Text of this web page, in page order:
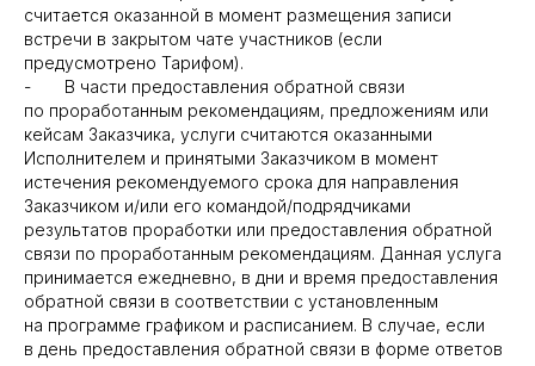
считается оказанной в момент размещения записи
встречи в закрытом чате участников (если
предусмотрено Тарифом).
- В части предоставления обратной связи
по проработанным рекомендациям, предложениям или
кейсам Заказчика, услуги считаются оказанными
Исполнителем и принятыми Заказчиком в момент
истечения рекомендуемого срока для направления
Заказчиком и/или его командой/подрядчиками
результатов проработки или предоставления обратной
связи по проработанным рекомендациям. Данная услуга
принимается ежедневно, в дни и время предоставления
обратной связи в соответствии с установленным
на программе графиком и расписанием. В случае, если
в день предоставления обратной связи в форме ответов